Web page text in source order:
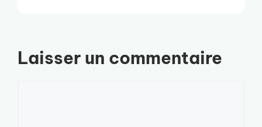
Laisser un commentaire